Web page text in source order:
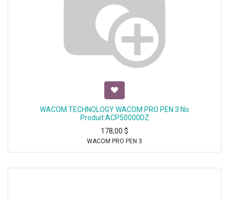
WACOM TECHNOLOGY WACOM PRO PEN 3 No
Produit:ACP50000DZ
178,00 $
WACOM PRO PEN 3